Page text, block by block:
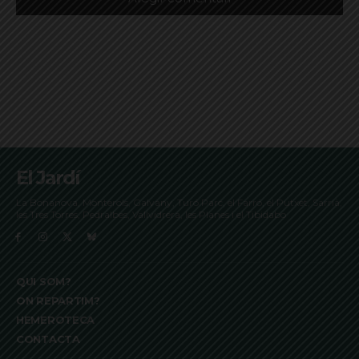
El Jardí
La Bonanova, Monterols, Galvany, Turó Parc, el Farró, el Putxet, Sarrià,
les Tres Torres, Pedralbes, Vallvidrera, les Planes i el Tibidabo
QUI SOM?
ON REPARTIM?
HEMEROTECA
CONTACTA